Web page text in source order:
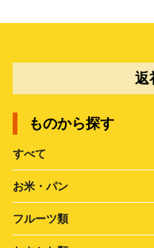
返
ものから探す
すべて
お米・パン
フルーツ類